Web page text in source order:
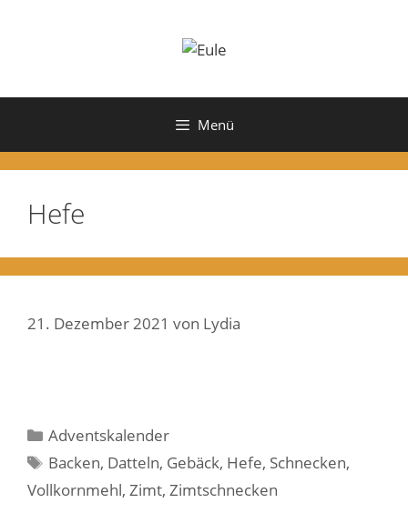
Menü
Hefe
21. Dezember 2021 von Lydia
Kategorien
Adventskalender
Schlagwörter
Backen, Datteln, Gebäck, Hefe, Schnecken,
Vollkornmehl, Zimt, Zimtschnecken